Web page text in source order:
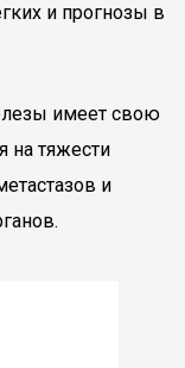
и прогнозы в
имеет свою
на тяжести
и